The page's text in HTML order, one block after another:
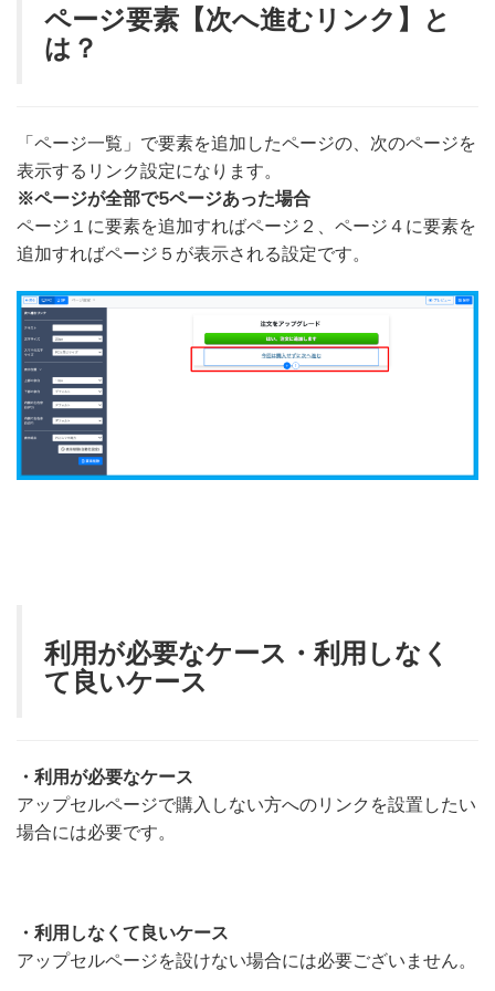
ページ要素【次へ進むリンク】と
は？
「ページ一覧」で要素を追加したページの、次のページを
表示するリンク設定になります。
※ページが全部で5ページあった場合
ページ１に要素を追加すればページ２、ページ４に要素を
追加すればページ５が表示される設定です。
利用が必要なケース・利用しなく
て良いケース
・利用が必要なケース
アップセルページで購入しない方へのリンクを設置したい
場合には必要です。
・利用しなくて良いケース
アップセルページを設けない場合には必要ございません。